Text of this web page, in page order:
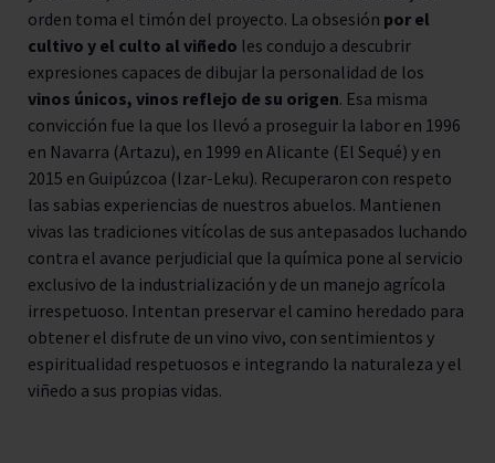
orden toma el timón del proyecto. La obsesión por el
cultivo y el culto al viñedo les condujo a descubrir
expresiones capaces de dibujar la personalidad de los
vinos únicos, vinos reflejo de su origen. Esa misma
convicción fue la que los llevó a proseguir la labor en 1996
en Navarra (Artazu), en 1999 en Alicante (El Sequé) y en
2015 en Guipúzcoa (Izar-Leku). Recuperaron con respeto
las sabias experiencias de nuestros abuelos. Mantienen
vivas las tradiciones vitícolas de sus antepasados luchando
contra el avance perjudicial que la química pone al servicio
exclusivo de la industrialización y de un manejo agrícola
irrespetuoso. Intentan preservar el camino heredado para
obtener el disfrute de un vino vivo, con sentimientos y
espiritualidad respetuosos e integrando la naturaleza y el
viñedo a sus propias vidas.